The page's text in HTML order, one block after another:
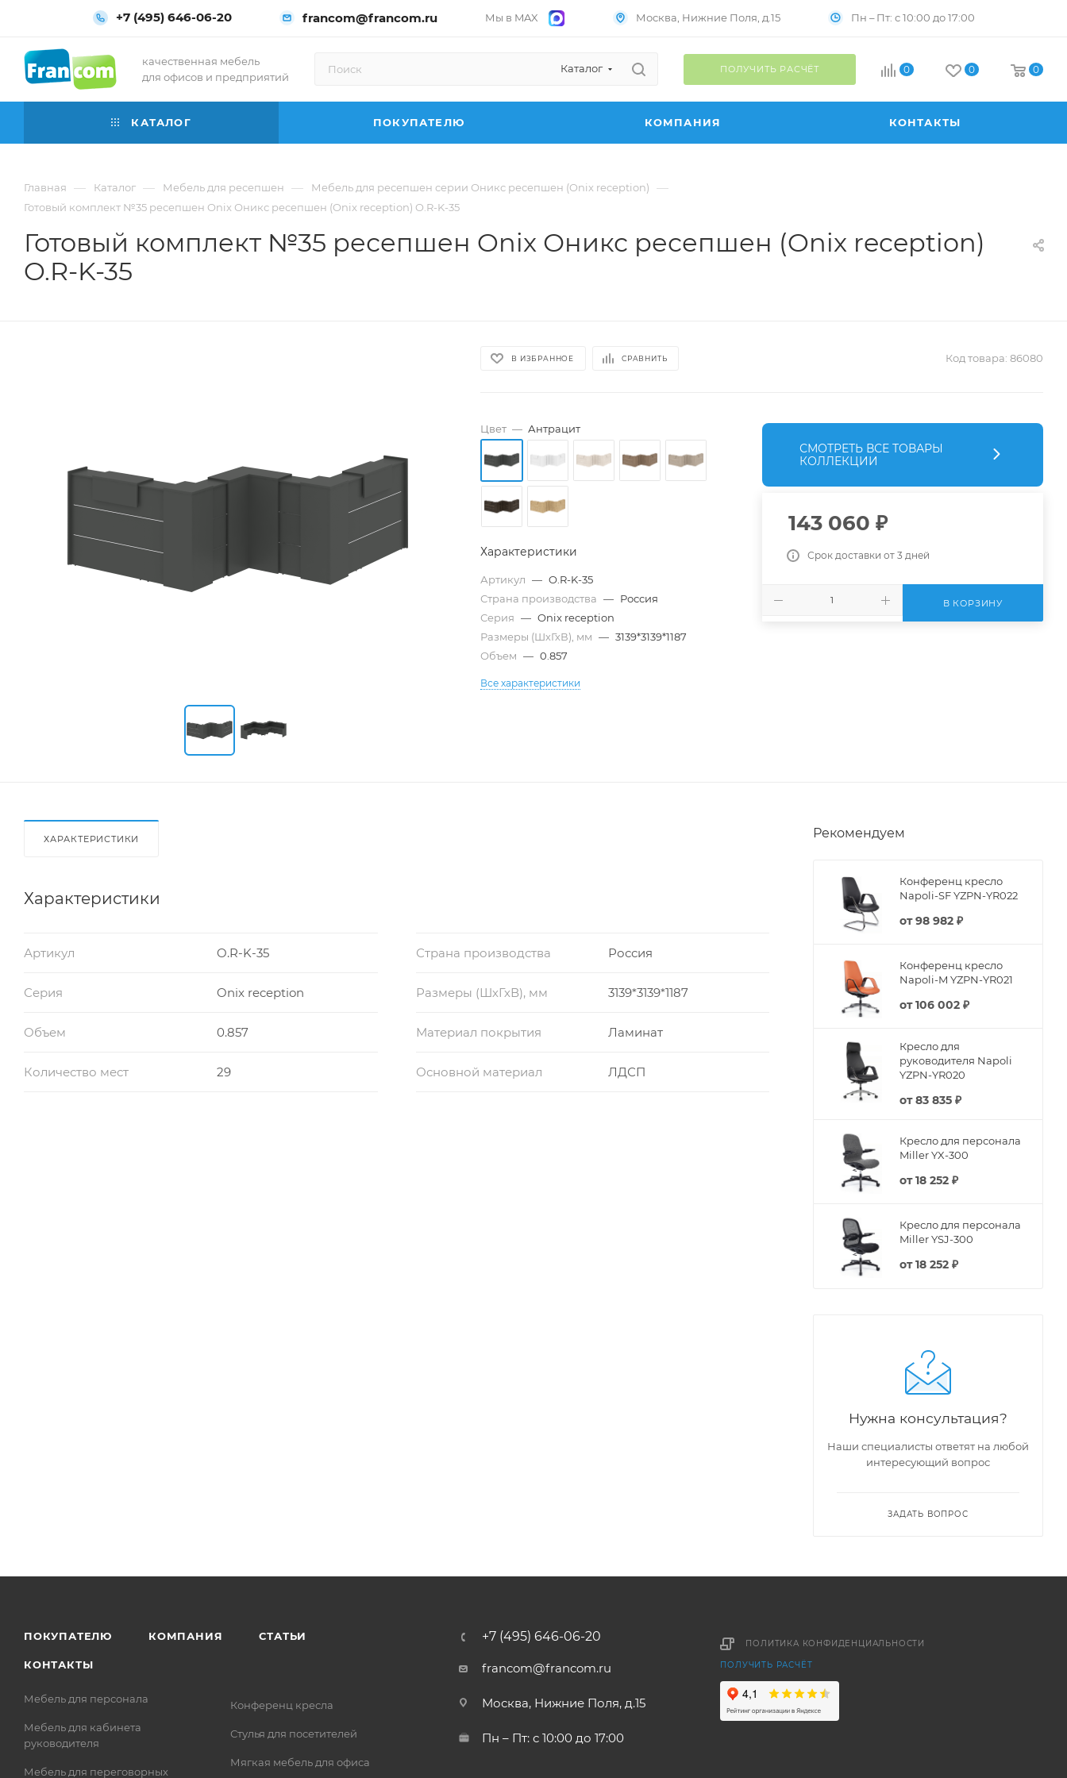
+7 (495) 646-06-20 francom@francom.ru Мы в MAX Москва, Нижние Поля, д.15 Пн – Пт: с 10:00 до 17:00
качественная мебель
для офисов и предприятий
Каталог ПОЛУЧИТЬ РАСЧЁТ 0 0 0
КАТАЛОГ ПОКУПАТЕЛЮ КОМПАНИЯ КОНТАКТЫ
Главная — Каталог — Мебель для ресепшен — Мебель для ресепшен серии Оникс ресепшен (Onix reception) —
Готовый комплект №35 ресепшен Onix Оникс ресепшен (Onix reception) O.R-K-35
Готовый комплект №35 ресепшен Onix Оникс ресепшен (Onix reception)
O.R-K-35
В ИЗБРАННОЕ СРАВНИТЬ Код товара: 86080
Цвет — Антрацит
Характеристики
Артикул — O.R-K-35
Страна производства — Россия
Серия — Onix reception
Размеры (ШхГхВ), мм — 3139*3139*1187
Объем — 0.857
Все характеристики
СМОТРЕТЬ ВСЕ ТОВАРЫ
КОЛЛЕКЦИИ
143 060 ₽
Срок доставки от 3 дней
В КОРЗИНУ
ХАРАКТЕРИСТИКИ
Характеристики
Артикул O.R-K-35 Страна производства Россия
Серия Onix reception Размеры (ШхГхВ), мм 3139*3139*1187
Объем 0.857 Материал покрытия Ламинат
Количество мест 29 Основной материал ЛДСП
Рекомендуем
Конференц кресло
Napoli-SF YZPN-YR022
от98 982 ₽
Конференц кресло
Napoli-M YZPN-YR021
от106 002 ₽
Кресло для
руководителя Napoli
YZPN-YR020
от83 835 ₽
Кресло для персонала
Miller YX-300
от18 252 ₽
Кресло для персонала
Miller YSJ-300
от18 252 ₽
Нужна консультация?
Наши специалисты ответят на любой
интересующий вопрос
ЗАДАТЬ ВОПРОС
ПОКУПАТЕЛЮ КОМПАНИЯ СТАТЬИ
КОНТАКТЫ
Мебель для персонала
Мебель для кабинета
руководителя
Мебель для переговорных
Конференц кресла
Стулья для посетителей
Мягкая мебель для офиса
+7 (495) 646-06-20
francom@francom.ru
Москва, Нижние Поля, д.15
Пн – Пт: с 10:00 до 17:00
ПОЛИТИКА КОНФИДЕНЦИАЛЬНОСТИ
ПОЛУЧИТЬ РАСЧЁТ